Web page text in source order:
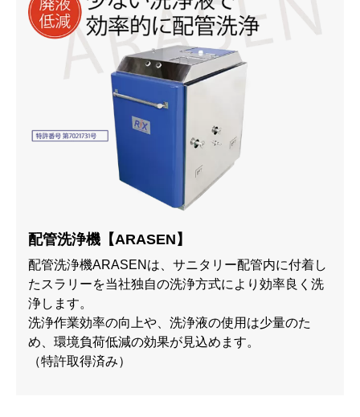
配管洗浄機【ARASEN】
配管洗浄機ARASENは、サニタリー配管内に付着し
たスラリーを当社独自の洗浄方式により効率良く洗
浄します。
洗浄作業効率の向上や、洗浄液の使用は少量のた
め、環境負荷低減の効果が見込めます。
（特許取得済み）